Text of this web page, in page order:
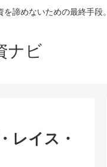
諦めないための最終手段。
ナビ
レイス・